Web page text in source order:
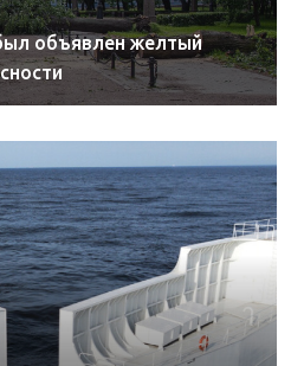
объявлен желтый